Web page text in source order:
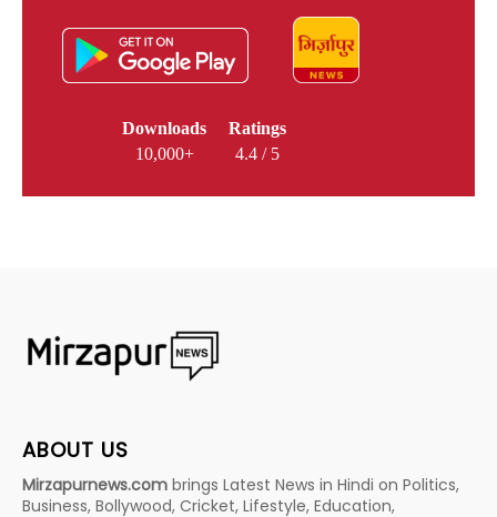
Downloads
10,000+
Ratings
4.4 / 5
ABOUT US
Mirzapurnews.com brings Latest News in Hindi on Politics,
Business, Bollywood, Cricket, Lifestyle, Education,